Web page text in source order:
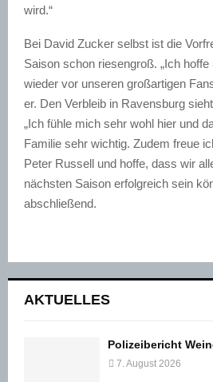
wird.“
Bei David Zucker selbst ist die
Saison schon riesengroß. „Ich
wieder vor unseren großartigen
er. Den Verbleib in Ravensburg
„Ich fühle mich sehr wohl hier und
Familie sehr wichtig. Zudem freue
Peter Russell und hoffe, dass wir
nächsten Saison erfolgreich sein
abschließend.
AKTUELLES
Polizeibericht
7. August 2026